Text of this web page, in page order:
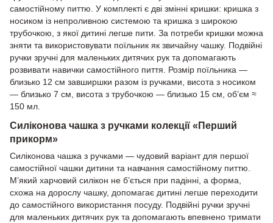
самостійному питтю. У комплекті є дві змінні кришки: кришка з
носиком із непроливною системою та кришка з широкою
трубочкою, з якої дитині легше пити. За потреби кришки можна
зняти та використовувати поїльник як звичайну чашку. Подвійні
ручки зручні для маленьких дитячих рук та допомагають
розвивати навички самостійного пиття. Розмір поїльника —
близько 12 см завширшки разом із ручками, висота з носиком
— близько 7 см, висота з трубочкою — близько 15 см, об’єм ≈
150 мл.
Силіконова чашка з ручками колекції «Перший
прикорм»
Силіконова чашка з ручками — чудовий варіант для першої
самостійної чашки дитини та навчання самостійному питтю.
М’який харчовий силікон не б’ється при падінні, а форма,
схожа на дорослу чашку, допомагає дитині легше переходити
до самостійного використання посуду. Подвійні ручки зручні
для маленьких дитячих рук та допомагають впевнено тримати